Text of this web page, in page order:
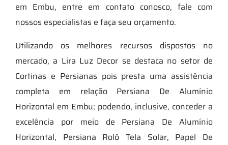
em Embu, entre em contato conosco, fale com
nossos especialistas e faça seu orçamento.
Utilizando os melhores recursos dispostos no
mercado, a Lira Luz Decor se destaca no setor de
Cortinas e Persianas pois presta uma assistência
completa em relação Persiana De Alumínio
Horizontal em Embu; podendo, inclusive, conceder a
excelência por meio de Persiana De Alumínio
Horizontal, Persiana Rolô Tela Solar, Papel De